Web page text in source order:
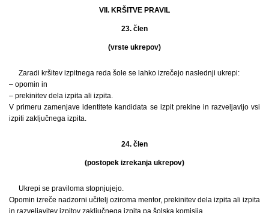
VII. KRŠITVE PRAVIL
23. člen
(vrste ukrepov)
Zaradi kršitev izpitnega reda šole se lahko izrečejo naslednji ukrepi:
– opomin in
– prekinitev dela izpita ali izpita.
V primeru zamenjave identitete kandidata se izpit prekine in razveljavijo vsi
izpiti zaključnega izpita.
24. člen
(postopek izrekanja ukrepov)
Ukrepi se praviloma stopnjujejo.
Opomin izreče nadzorni učitelj oziroma mentor, prekinitev dela izpita ali izpita
in razveljavitev izpitov zaključnega izpita pa šolska komisija.